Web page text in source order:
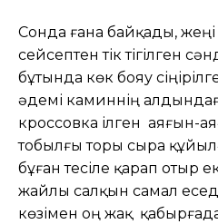
Сонда ғана байқады,
сейсептен тік тігілген
бұтында көк бояу
әдемі каминнің
кроссовка ілген аяғын-
тобылғы торы сыра
бұған тесіле қарап отыр
жайлы салқын самал
көзімен оң жақ қабырғада